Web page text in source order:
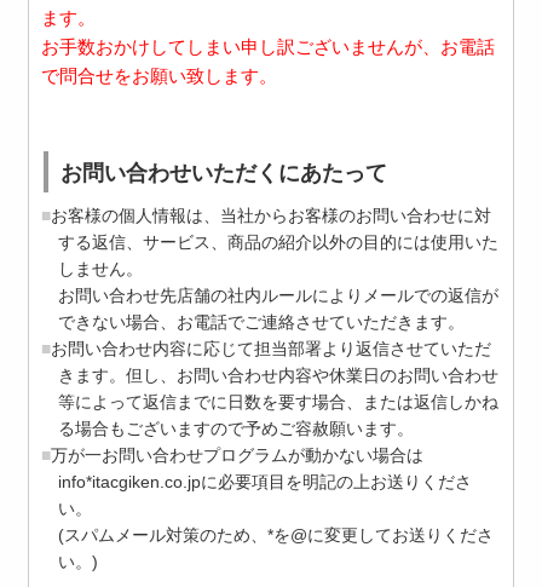
ます。
お手数おかけしてしまい申し訳ございませんが、お電話
で問合せをお願い致します。
お問い合わせいただくにあたって
お客様の個人情報は、当社からお客様のお問い合わせに対
する返信、サービス、商品の紹介以外の目的には使用いた
しません。
お問い合わせ先店舗の社内ルールによりメールでの返信が
できない場合、お電話でご連絡させていただきます。
お問い合わせ内容に応じて担当部署より返信させていただ
きます。但し、お問い合わせ内容や休業日のお問い合わせ
等によって返信までに日数を要す場合、または返信しかね
る場合もございますので予めご容赦願います。
万が一お問い合わせプログラムが動かない場合は
info*itacgiken.co.jpに必要項目を明記の上お送りくださ
い。
(スパムメール対策のため、*を@に変更してお送りくださ
い。)